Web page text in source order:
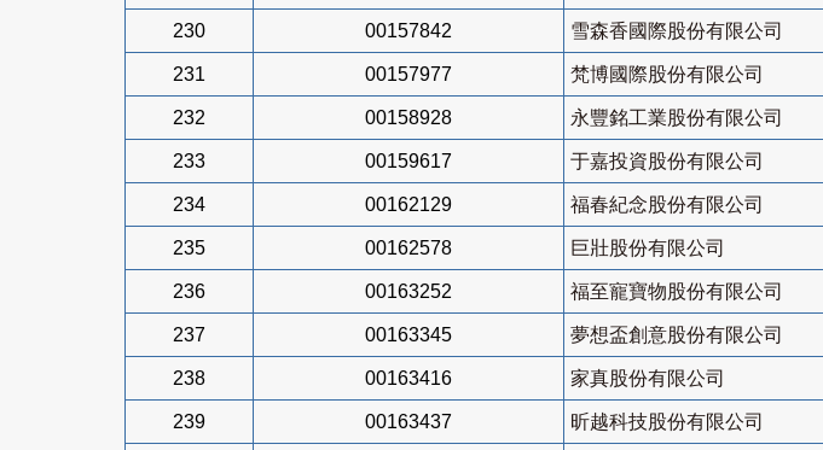
230 00157842 雪森香國際股份有限公司
231 00157977 梵博國際股份有限公司
232 00158928 永豐銘工業股份有限公司
233 00159617 于嘉投資股份有限公司
234 00162129 福春紀念股份有限公司
235 00162578 巨壯股份有限公司
236 00163252 福至寵寶物股份有限公司
237 00163345 夢想盃創意股份有限公司
238 00163416 家真股份有限公司
239 00163437 昕越科技股份有限公司